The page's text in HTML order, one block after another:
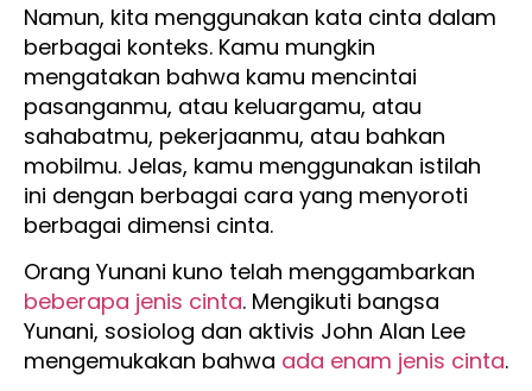
Namun, kita menggunakan kata cinta dalam
berbagai konteks. Kamu mungkin
mengatakan bahwa kamu mencintai
pasanganmu, atau keluargamu, atau
sahabatmu, pekerjaanmu, atau bahkan
mobilmu. Jelas, kamu menggunakan istilah
ini dengan berbagai cara yang menyoroti
berbagai dimensi cinta.
Orang Yunani kuno telah menggambarkan
beberapa jenis cinta. Mengikuti bangsa
Yunani, sosiolog dan aktivis John Alan Lee
mengemukakan bahwa ada enam jenis cinta.